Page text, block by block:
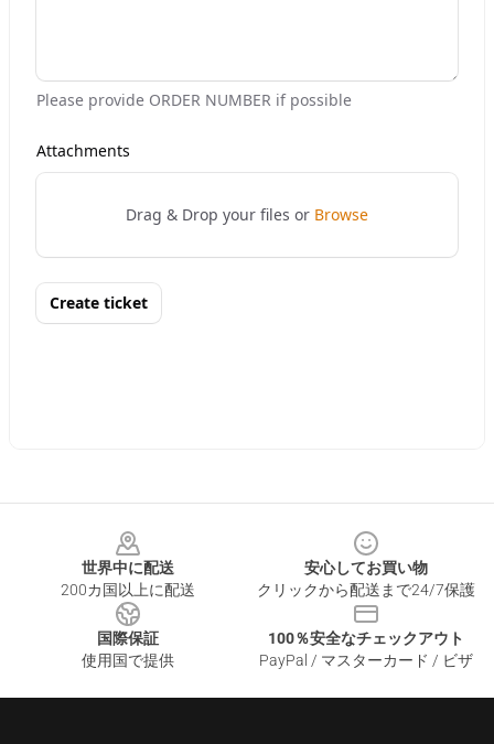
世界中に配送
200カ国以上に配送
安心してお買い物
クリックから配送まで24/7保護
国際保証
使用国で提供
100％安全なチェックアウト
PayPal / マスターカード / ビザ